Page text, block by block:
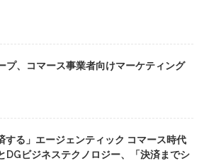
プ、コマース事業者向けマーケティング
する」エージェンティック コマース時代
ビジネステクノロジー、「決済までシ